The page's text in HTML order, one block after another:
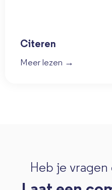
Citeren
Meer lezen →
Heb je